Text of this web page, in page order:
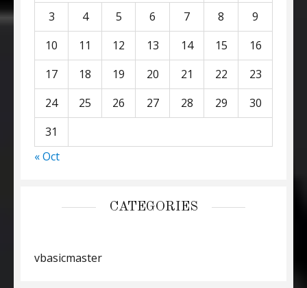
3
4 5 6 7 8
9
10
11 12 13 14 15
16
17
18 19 20 21 22
23
24
25 26 27 28 29
30
31
« Oct
CATEGORIES
vbasicmaster